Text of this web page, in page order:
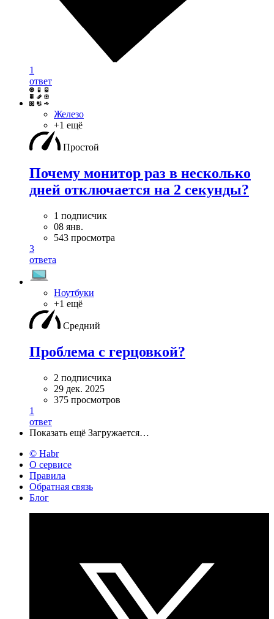
1
ответ
Железо
+1 ещё
Простой
Почему монитор раз в несколько
дней отключается на 2 секунды?
1 подписчик
08 янв.
543 просмотра
3
ответа
Ноутбуки
+1 ещё
Средний
Проблема с герцовкой?
2 подписчика
29 дек. 2025
375 просмотров
1
ответ
Показать ещё Загружается…
© Habr
О сервисе
Правила
Обратная связь
Блог